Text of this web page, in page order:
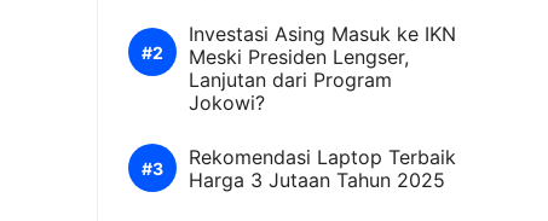
Investasi Asing Masuk ke IKN
Meski Presiden Lengser,
Lanjutan dari Program
Jokowi?
Rekomendasi Laptop Terbaik
Harga 3 Jutaan Tahun 2025